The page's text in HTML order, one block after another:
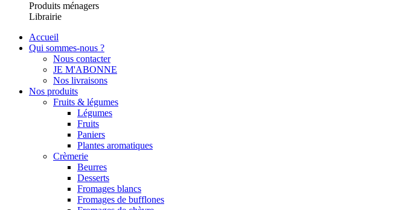
Produits ménagers
Librairie
Accueil
Qui sommes-nous ?
Nous contacter
JE M'ABONNE
Nos livraisons
Nos produits
Fruits & légumes
Légumes
Fruits
Paniers
Plantes aromatiques
Crèmerie
Beurres
Desserts
Fromages blancs
Fromages de bufflones